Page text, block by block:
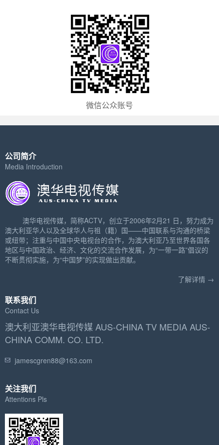
微信公众账号
公司简介
Media Introduction
澳华电视传媒，简称ACTV，创立于2006年2月21 日，努力成为
澳大利亚华人以及全球华人与祖（籍）国——中国联系与沟通的桥梁
或纽带；注重与中国中央电视台的合作，为澳大利亚乃至世界各国各
地区与中国政治、经济、文化的交流合作发展，为“一带一路”倡议的
不断贯彻实施，为“中国梦”的实现做出贡献。
了解详情 →
联系我们
Contact Us
澳大利亚澳华电视传媒 AUS-CHINA TV MEDIA AUS-
CHINA COMM. CO. LTD.
jamescgren88@163.com
关注我们
Attentions Pls